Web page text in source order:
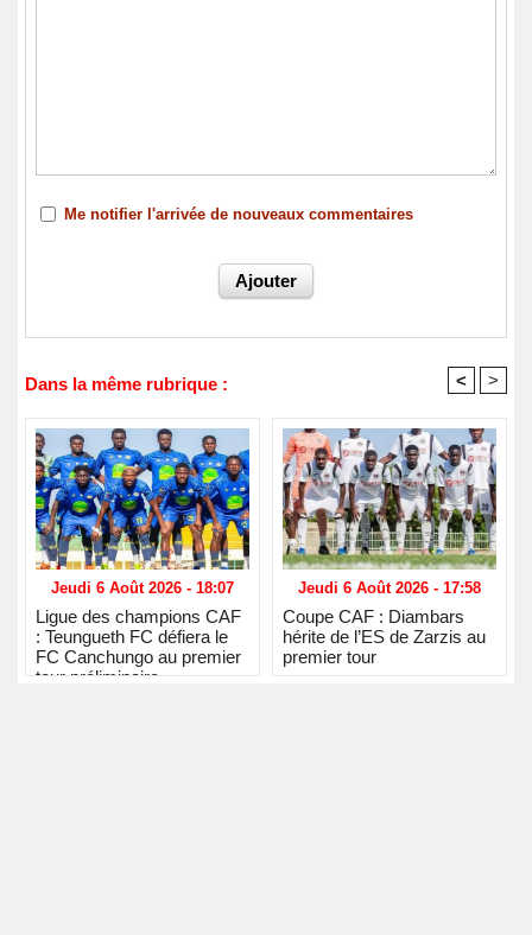
Me notifier l'arrivée de nouveaux commentaires
Dans la même rubrique : < >
Jeudi 6 Août 2026 - 18:07
Ligue des champions CAF
: Teungueth FC défiera le
FC Canchungo au premier
tour préliminaire
Jeudi 6 Août 2026 - 17:58
Coupe CAF : Diambars
hérite de l’ES de Zarzis au
premier tour